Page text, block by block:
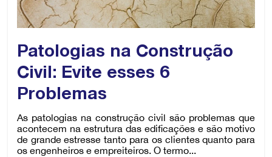
Patologias na Construção
Civil: Evite esses 6
Problemas
As patologias na construção civil são problemas que
acontecem na estrutura das edificações e são motivo
de grande estresse tanto para os clientes quanto para
os engenheiros e empreiteiros. O termo...